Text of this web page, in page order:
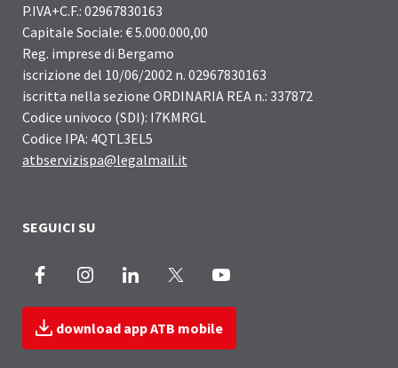
P.IVA+C.F.: 02967830163
Capitale Sociale: € 5.000.000,00
Reg. imprese di Bergamo
iscrizione del 10/06/2002 n. 02967830163
iscritta nella sezione ORDINARIA REA n.: 337872
Codice univoco (SDI): I7KMRGL
Codice IPA: 4QTL3EL5
atbservizispa@legalmail.it
SEGUICI SU
Facebook InstagramLinkedIn
download app ATB mobile